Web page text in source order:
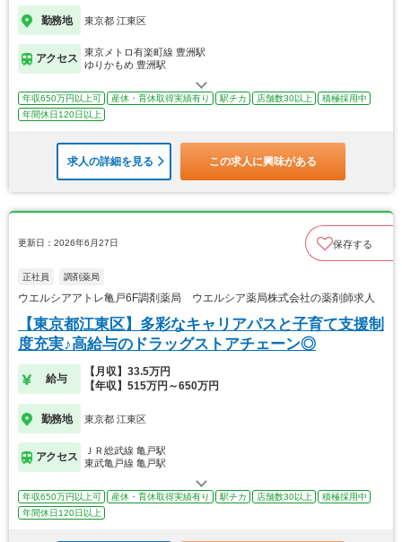
勤務地 東京都 江東区
アクセス
東京メトロ有楽町線 豊洲駅
ゆりかもめ 豊洲駅
年収650万円以上可 産休・育休取得実績有り 駅チカ 店舗数30以上
積極採用中
年間休日120日以上
求人の詳細を見る この求人に興味がある
更新日：2026年6月27日 保存する
正社員 調剤薬局
ウエルシアアトレ亀戸6F調剤薬局 ウエルシア薬局株式会社の薬剤師求人
【東京都江東区】多彩なキャリアパスと子育て支援制
度充実♪高給与のドラッグストアチェーン◎
給与
【月収】33.5万円
【年収】515万円～650万円
勤務地 東京都 江東区
アクセス
ＪＲ総武線 亀戸駅
東武亀戸線 亀戸駅
年収650万円以上可 産休・育休取得実績有り 駅チカ 店舗数30以上
積極採用中
年間休日120日以上